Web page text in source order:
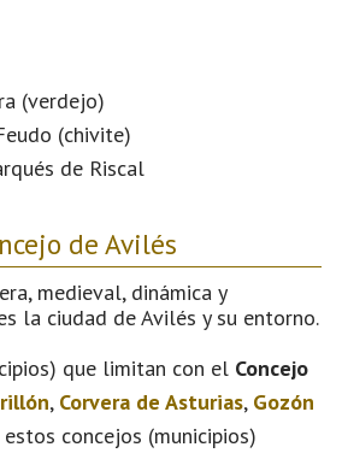
(verdejo)
(chivite)
de Riscal
de Avilés
medieval, dinámica y
la ciudad de Avilés y su entorno.
que limitan con el Concejo
, Corvera de Asturias, Gozón
estos concejos (municipios)